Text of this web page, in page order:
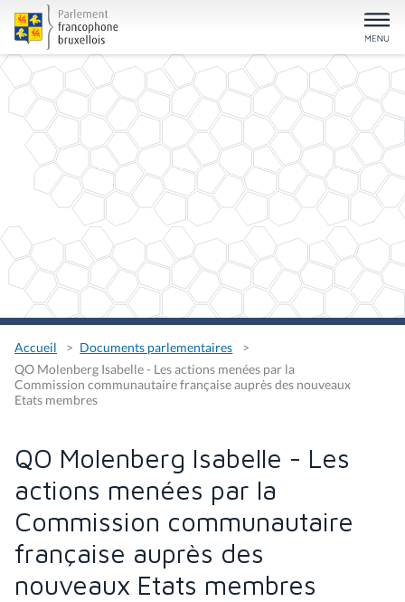
Accueil
Documents parlementaires
QO Molenberg Isabelle - Les actions menées par la
Commission communautaire française auprès des nouveaux
Etats membres
QO Molenberg Isabelle - Les
actions menées par la
Commission communautaire
française auprès des
nouveaux Etats membres